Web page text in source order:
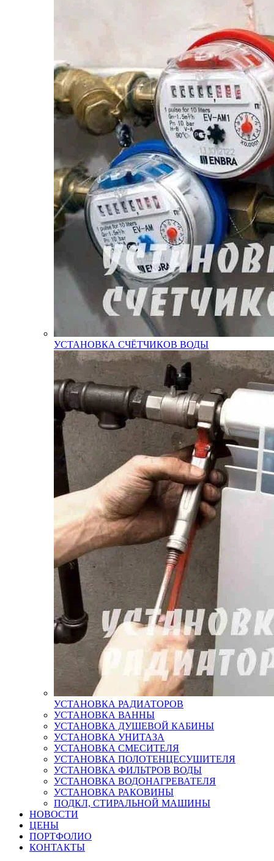
УСТАНОВКА СЧЁТЧИКОВ ВОДЫ
УСТАНОВКА РАДИАТОРОВ
УСТАНОВКА ВАННЫ
УСТАНОВКА ДУШЕВОЙ КАБИНЫ
УСТАНОВКА УНИТАЗА
УСТАНОВКА СМЕСИТЕЛЯ
УСТАНОВКА ПОЛОТЕНЦЕСУШИТЕЛЯ
УСТАНОВКА ФИЛЬТРОВ ВОДЫ
УСТАНОВКА ВОДОНАГРЕВАТЕЛЯ
УСТАНОВКА РАКОВИНЫ
ПОДКЛ, СТИРАЛЬНОЙ МАШИНЫ
НОВОСТИ
ЦЕНЫ
ПОРТФОЛИО
КОНТАКТЫ